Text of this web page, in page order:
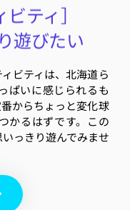
ティ］
遊びたい
ビティは、北海道ら
ぱいに感じられるも
からちょっと変化球
かるはずです。この
っきり遊んでみませ